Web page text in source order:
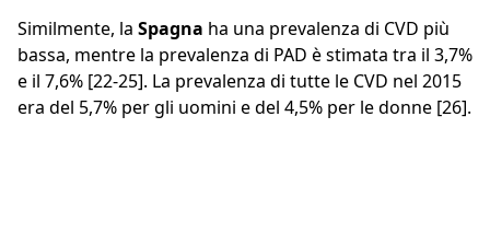
Similmente, la Spagna ha una prevalenza di CVD più
bassa, mentre la prevalenza di PAD è stimata tra il 3,7%
e il 7,6% [22-25]. La prevalenza di tutte le CVD nel 2015
era del 5,7% per gli uomini e del 4,5% per le donne [26].